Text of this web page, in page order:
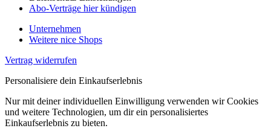
Abo-Verträge hier kündigen
Unternehmen
Weitere nice Shops
Vertrag widerrufen
Personalisiere dein Einkaufserlebnis
Nur mit deiner individuellen Einwilligung verwenden wir Cookies
und weitere Technologien, um dir ein personalisiertes
Einkaufserlebnis zu bieten.